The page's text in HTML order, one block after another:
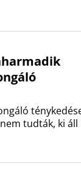
tudták, ki